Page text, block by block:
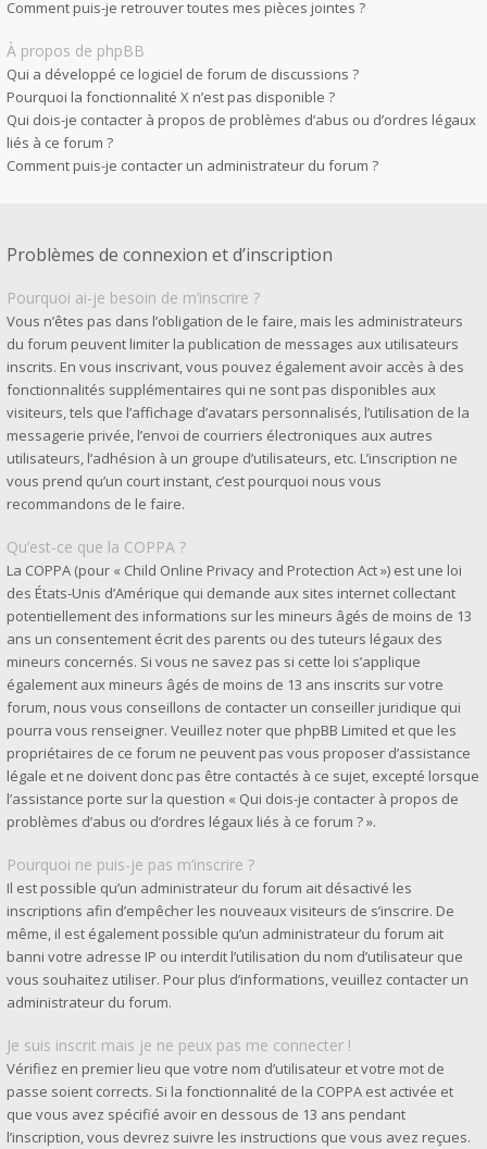
Comment puis-je retrouver toutes mes pièces jointes ?
À propos de phpBB
Qui a développé ce logiciel de forum de discussions ?
Pourquoi la fonctionnalité X n’est pas disponible ?
Qui dois-je contacter à propos de problèmes d’abus ou d’ordres légaux
liés à ce forum ?
Comment puis-je contacter un administrateur du forum ?
Problèmes de connexion et d’inscription
Pourquoi ai-je besoin de m’inscrire ?
Vous n’êtes pas dans l’obligation de le faire, mais les administrateurs
du forum peuvent limiter la publication de messages aux utilisateurs
inscrits. En vous inscrivant, vous pouvez également avoir accès à des
fonctionnalités supplémentaires qui ne sont pas disponibles aux
visiteurs, tels que l’affichage d’avatars personnalisés, l’utilisation de la
messagerie privée, l’envoi de courriers électroniques aux autres
utilisateurs, l’adhésion à un groupe d’utilisateurs, etc. L’inscription ne
vous prend qu’un court instant, c’est pourquoi nous vous
recommandons de le faire.
Qu’est-ce que la COPPA ?
La COPPA (pour « Child Online Privacy and Protection Act ») est une loi
des États-Unis d’Amérique qui demande aux sites internet collectant
potentiellement des informations sur les mineurs âgés de moins de 13
ans un consentement écrit des parents ou des tuteurs légaux des
mineurs concernés. Si vous ne savez pas si cette loi s’applique
également aux mineurs âgés de moins de 13 ans inscrits sur votre
forum, nous vous conseillons de contacter un conseiller juridique qui
pourra vous renseigner. Veuillez noter que phpBB Limited et que les
propriétaires de ce forum ne peuvent pas vous proposer d’assistance
légale et ne doivent donc pas être contactés à ce sujet, excepté lorsque
l’assistance porte sur la question « Qui dois-je contacter à propos de
problèmes d’abus ou d’ordres légaux liés à ce forum ? ».
Pourquoi ne puis-je pas m’inscrire ?
Il est possible qu’un administrateur du forum ait désactivé les
inscriptions afin d’empêcher les nouveaux visiteurs de s’inscrire. De
même, il est également possible qu’un administrateur du forum ait
banni votre adresse IP ou interdit l’utilisation du nom d’utilisateur que
vous souhaitez utiliser. Pour plus d’informations, veuillez contacter un
administrateur du forum.
Je suis inscrit mais je ne peux pas me connecter !
Vérifiez en premier lieu que votre nom d’utilisateur et votre mot de
passe soient corrects. Si la fonctionnalité de la COPPA est activée et
que vous avez spécifié avoir en dessous de 13 ans pendant
l’inscription, vous devrez suivre les instructions que vous avez reçues.